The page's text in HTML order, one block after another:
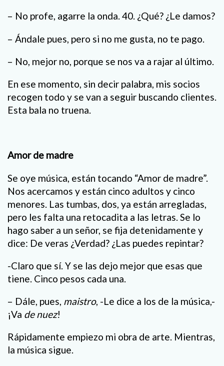
– No profe, agarre la onda. 40. ¿Qué? ¿Le damos?
– Ándale pues, pero si no me gusta, no te pago.
– No, mejor no, porque se nos va a rajar al último.
En ese momento, sin decir palabra, mis socios
recogen todo y se van a seguir buscando clientes.
Esta bala no truena.
Amor de madre
Se oye música, están tocando “Amor de madre”.
Nos acercamos y están cinco adultos y cinco
menores. Las tumbas, dos, ya están arregladas,
pero les falta una retocadita a las letras. Se lo
hago saber a un señor, se fija detenidamente y
dice: De veras ¿Verdad? ¿Las puedes repintar?
-Claro que sí. Y se las dejo mejor que esas que
tiene. Cinco pesos cada una.
– Dále, pues, maistro, -Le dice a los de la música,-
¡Va de nuez!
Rápidamente empiezo mi obra de arte. Mientras,
la música sigue.